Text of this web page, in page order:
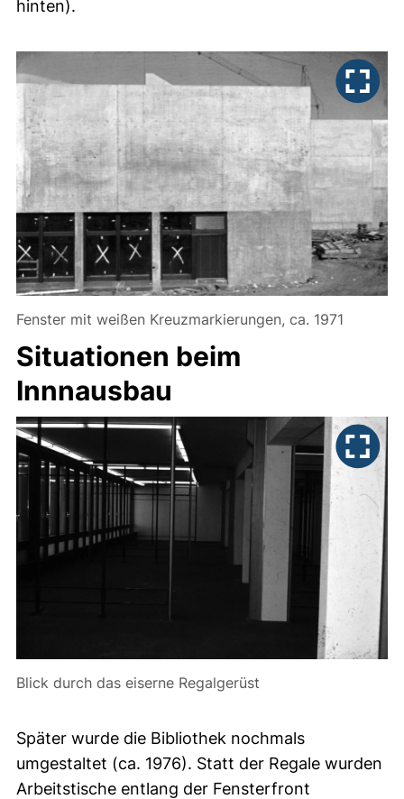
hinten).
Fenster mit weißen Kreuzmarkierungen, ca. 1971
Situationen beim
Innnausbau
Blick durch das eiserne Regalgerüst
Später wurde die Bibliothek nochmals
umgestaltet (ca. 1976). Statt der Regale wurden
Arbeitstische entlang der Fensterfront